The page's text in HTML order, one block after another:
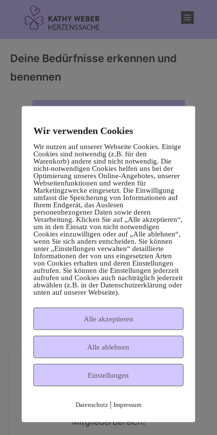
Deine Bedürfnisse erkennen und
benennen
Dies ist ein geschützter
Mitgliederbereich!
Wir verwenden Cookies
Wir nutzen auf unserer Webseite Cookies. Einige
Cookies sind notwendig (z.B. für den
Warenkorb) andere sind nicht notwendig. Die
nicht-notwendigen Cookies helfen uns bei der
Optimierung unseres Online-Angebotes, unserer
Webseitenfunktionen und werden für
Marketingzwecke eingesetzt. Die Einwilligung
umfasst die Speicherung von Informationen auf
Ihrem Endgerät, das Auslesen
personenbezogener Daten sowie deren
Verarbeitung. Klicken Sie auf „Alle akzeptieren“,
um in den Einsatz von nicht notwendigen
Cookies einzuwilligen oder auf „Alle ablehnen“,
wenn Sie sich anders entscheiden. Sie können
unter „Einstellungen verwalten“ detaillierte
Informationen der von uns eingesetzten Arten
von Cookies erhalten und deren Einstellungen
aufrufen. Sie können die Einstellungen jederzeit
aufrufen und Cookies auch nachträglich jederzeit
abwählen (z.B. in der Datenschutzerklärung oder
unten auf unserer Webseite).
Alle akzeptieren
Alle ablehnen
Einstellungen
Datenschutz| Impressum